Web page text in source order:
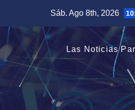
contenido
Sáb. Ago 8th, 2026
Las Noticias